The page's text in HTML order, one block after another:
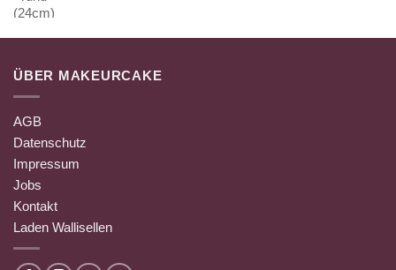
ÜBER MAKEURCAKE
AGB
Datenschutz
Impressum
Jobs
Kontakt
Laden Wallisellen